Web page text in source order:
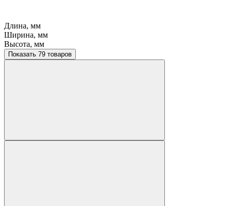
Длина, мм
Ширина, мм
Высота, мм
Показать 79 товаров